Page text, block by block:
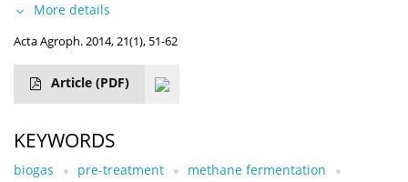
More details
Acta Agroph. 2014, 21(1), 51-62
Article (PDF)
KEYWORDS
biogas pre-treatment
methane fermentation